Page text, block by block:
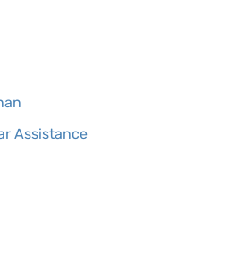
Assistance